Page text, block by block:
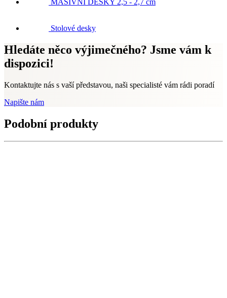
Stolové desky
Hledáte něco výjimečného? Jsme vám k
dispozici!
Kontaktujte nás s vaší představou, naši specialisté vám rádi poradí
Napište nám
Podobní produkty